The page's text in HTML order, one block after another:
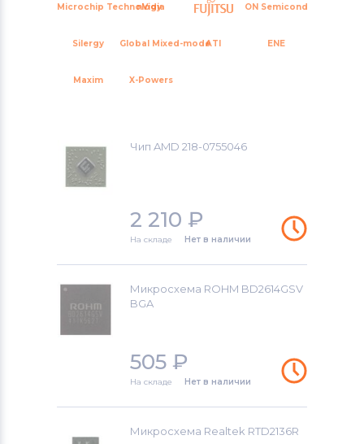
Microchip Technology
nVidia ON Semiconductor
Silergy Global Mixed-modeATI ENE
Maxim X-Powers
Чип AMD 218-0755046
2 210 ₽
На складе Нет в наличии
Микросхема ROHM BD2614GSV
BGA
505 ₽
На складе Нет в наличии
Микросхема Realtek RTD2136R